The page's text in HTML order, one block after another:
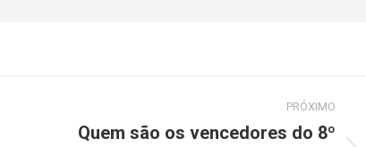
PRÓXIMO
Quem são os vencedores do 8º